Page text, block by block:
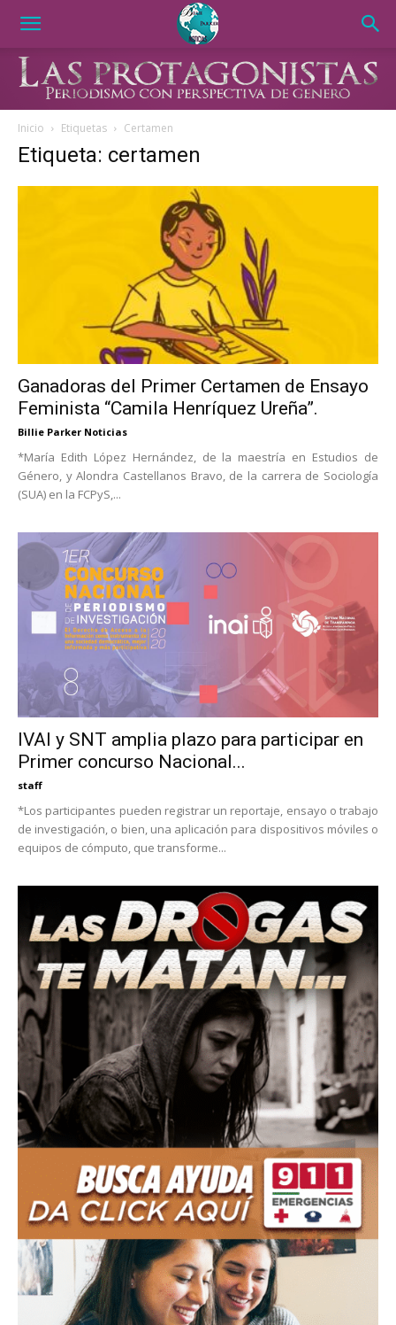
Inicio Etiquetas Certamen
Etiqueta: certamen
Ganadoras del Primer Certamen de Ensayo
Feminista “Camila Henríquez Ureña”.
Billie Parker Noticias
*María Edith López Hernández, de la maestría en Estudios de
Género, y Alondra Castellanos Bravo, de la carrera de Sociología
(SUA) en la FCPyS,...
IVAI y SNT amplia plazo para participar en
Primer concurso Nacional...
staff
*Los participantes pueden registrar un reportaje, ensayo o trabajo
de investigación, o bien, una aplicación para dispositivos móviles o
equipos de cómputo, que transforme...